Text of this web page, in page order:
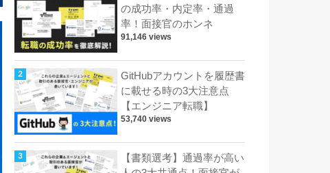
の成功率・内定率・通過
率！面接官のホンネ
91,146 views
GitHubアカウントを履歴書
に載せる時の3大注意点
【エンジニア転職】
53,740 views
【書類選考】通過率が高い